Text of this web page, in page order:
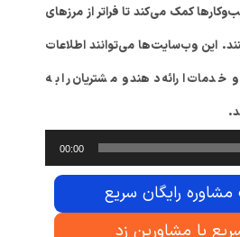
کمک می‌کند تا فراتر از مرزهای
این وب‌سایت‌ها می‌توانند اطلاعات
خدمات ارائه دهند و مشتریان را به
00:00
رایگان سریع
با مشاورین زد